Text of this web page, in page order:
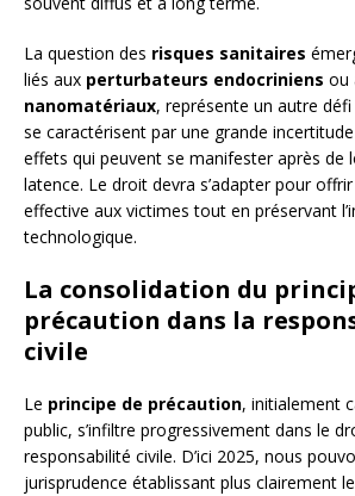
La question des risques sanitaires
liés aux perturbateurs endocriniens ou
nanomatériaux, représente un autre
se caractérisent par une grande
effets qui peuvent se manifester après de
latence. Le droit devra s’adapter pour
effective aux victimes tout en préservant
technologique.
La consolidation du
précaution dans la
civile
Le principe de précaution, initialement
public, s’infiltre progressivement dans le
responsabilité civile. D’ici 2025, nous
jurisprudence établissant plus clairement